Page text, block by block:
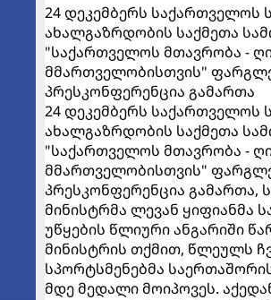
24 დეკემბერს საქართველოს
ახალგაზრდობის საქმეთა
"საქართველოს მთავრობა -
მმართველობისთვის"
პრესკონფერენცია გამართა
24 დეკემბერს საქართველოს
ახალგაზრდობის საქმეთა
"საქართველოს მთავრობა -
მმართველობისთვის"
პრესკონფერენცია გამართა,
მინისტრმა ლევან ყიფიანმა
უწყების წლიური ანგარიში
მინისტრის თქმით, წლეულს
სპორტსმენებმა
მდე მედალი მოიპოვეს.